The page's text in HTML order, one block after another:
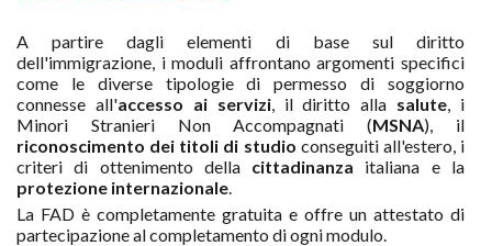
A partire dagli elementi di base sul diritto
dell'immigrazione, i moduli affrontano argomenti specifici
come le diverse tipologie di permesso di soggiorno
connesse all'accesso ai servizi, il diritto alla salute , i
Minori Stranieri Non Accompagnati (MSNA), il
riconoscimento dei titoli di studio conseguiti all'estero, i
criteri di ottenimento della cittadinanza italiana e la
protezione internazionale
La FAD è completamente gratuita e offre un attestato di
partecipazione al completamento di ogni modulo.